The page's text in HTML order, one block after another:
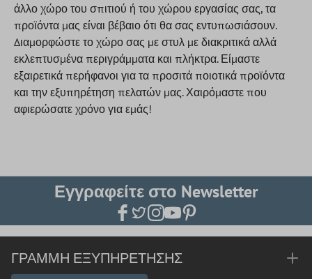
άλλο χώρο του σπιτιού ή του χώρου εργασίας σας, τα
προϊόντα μας είναι βέβαιο ότι θα σας εντυπωσιάσουν.
Διαμορφώστε το χώρο σας με στυλ με διακριτικά αλλά
εκλεπτυσμένα περιγράμματα και πλήκτρα. Είμαστε
εξαιρετικά περήφανοι για τα προσιτά ποιοτικά προϊόντα
και την εξυπηρέτηση πελατών μας. Χαιρόμαστε που
αφιερώσατε χρόνο για εμάς!
Εγγραφείτε στο Newsletter
ΓΡΑΜΜΉ ΕΞΥΠΗΡΈΤΗΣΗΣ